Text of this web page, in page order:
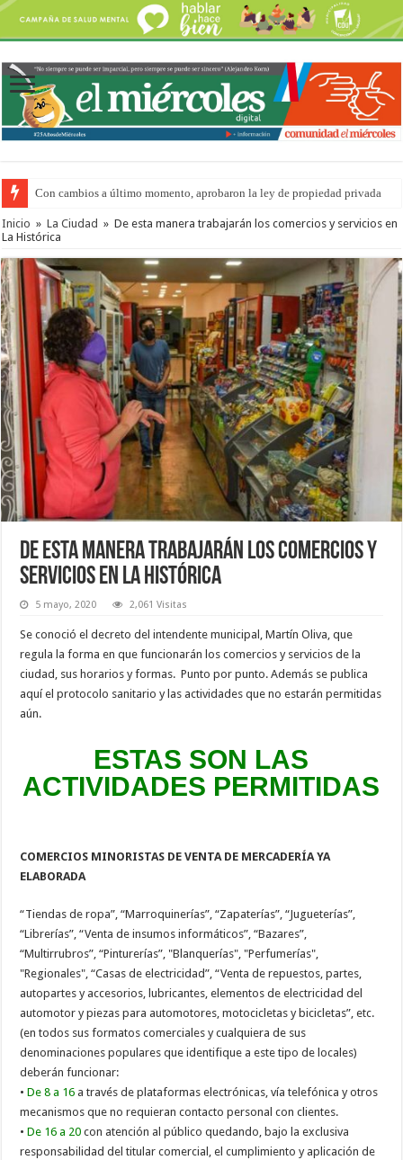
Del viernes 7 al domingo 9 de agosto: la agenda ¿A dónde ir? para este
Inicio » La Ciudad » De esta manera trabajarán los comercios y servicios en
La Histórica
De esta manera trabajarán los comercios y
servicios en La Histórica
5 mayo, 2020 2,061 Visitas
Se conoció el decreto del intendente municipal, Martín Oliva, que
regula la forma en que funcionarán los comercios y servicios de la
ciudad, sus horarios y formas. Punto por punto. Además se publica
aquí el protocolo sanitario y las actividades que no estarán permitidas
aún.
ESTAS SON LAS
ACTIVIDADES PERMITIDAS
COMERCIOS MINORISTAS DE VENTA DE MERCADERÍA YA
ELABORADA
“Tiendas de ropa”, “Marroquinerías”, “Zapaterías”, “Jugueterías”,
“Librerías”, “Venta de insumos informáticos”, “Bazares”,
“Multirrubros”, “Pinturerías”, "Blanquerías", "Perfumerías",
"Regionales", “Casas de electricidad”, “Venta de repuestos, partes,
autopartes y accesorios, lubricantes, elementos de electricidad del
automotor y piezas para automotores, motocicletas y bicicletas”, etc.
(en todos sus formatos comerciales y cualquiera de sus
denominaciones populares que identifique a este tipo de locales)
deberán funcionar:
•De 8 a 16 a través de plataformas electrónicas, vía telefónica y otros
mecanismos que no requieran contacto personal con clientes.
•De 16 a 20 con atención al público quedando, bajo la exclusiva
responsabilidad del titular comercial, el cumplimiento y aplicación de